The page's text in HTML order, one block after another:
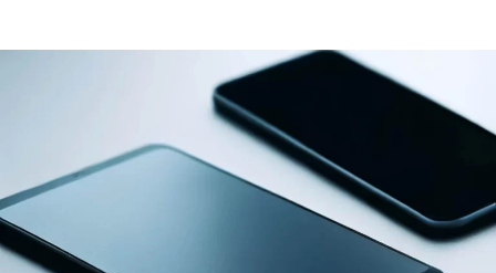
Redmi
Active
para